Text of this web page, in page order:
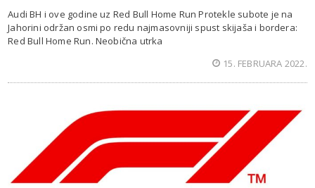
Audi BH i ove godine uz Red Bull Home Run Protekle subote je na
Jahorini održan osmi po redu najmasovniji spust skijaša i bordera:
Red Bull Home Run. Neobična utrka
15. FEBRUARA 2022.